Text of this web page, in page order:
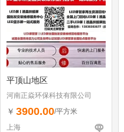
平顶山地区
河南正焱环保科技有限公司
￥ 3900.00/平方米
上海